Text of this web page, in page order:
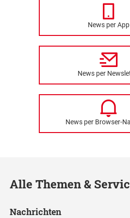
News per App
News per
News per Browser-
Alle Themen &
Nachrichten